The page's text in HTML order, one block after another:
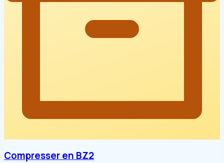
Compresser en BZ2